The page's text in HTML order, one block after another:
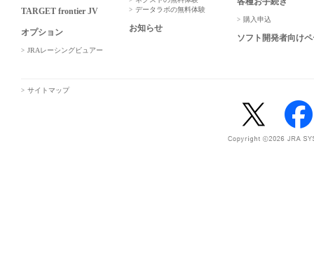
TARGET frontier JV
オプション
JRAレーシングビュアー
データラボの無料体験
お知らせ
購入申込
ソフト開発者向け
サイトマップ